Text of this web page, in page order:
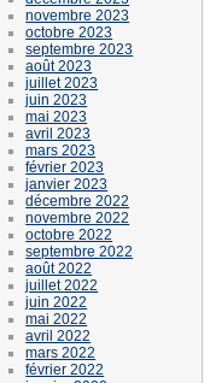
novembre 2023
octobre 2023
septembre 2023
août 2023
juillet 2023
juin 2023
mai 2023
avril 2023
mars 2023
février 2023
janvier 2023
décembre 2022
novembre 2022
octobre 2022
septembre 2022
août 2022
juillet 2022
juin 2022
mai 2022
avril 2022
mars 2022
février 2022